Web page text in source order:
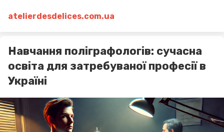
atelierdesdelices.com.ua
Навчання поліграфологів: сучасна
освіта для затребуваної професії в
Україні